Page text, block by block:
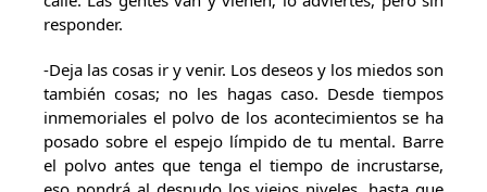
responder.
-Deja las cosas ir y venir. Los deseos y los miedos son
también cosas; no les hagas caso. Desde tiempos
inmemoriales el polvo de los acontecimientos se ha
posado sobre el espejo límpido de tu mental. Barre
el polvo antes que tenga el tiempo de incrustarse,